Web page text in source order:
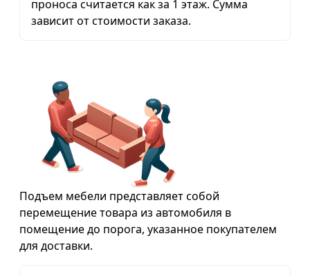
проноса считается как за 1 этаж. Сумма
зависит от стоимости заказа.
Подъем мебели представляет собой
перемещение товара из автомобиля в
помещение до порога, указанное покупателем
для доставки.